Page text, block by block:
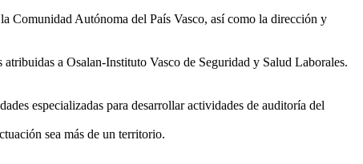
Comunidad Autónoma del País Vasco, así como la dirección y
a Osalan-Instituto Vasco de Seguridad y Salud Laborales.
especializadas para desarrollar actividades de auditoría del
sea más de un territorio.